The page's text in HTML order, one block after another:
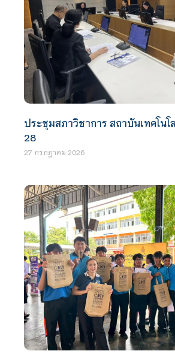
ประชุมสภาวิชาการ สถาบันเทคโน
28
27 กรกฎาคม 2026